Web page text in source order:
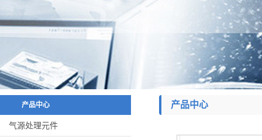
产品中心
气源处理元件
产品中心